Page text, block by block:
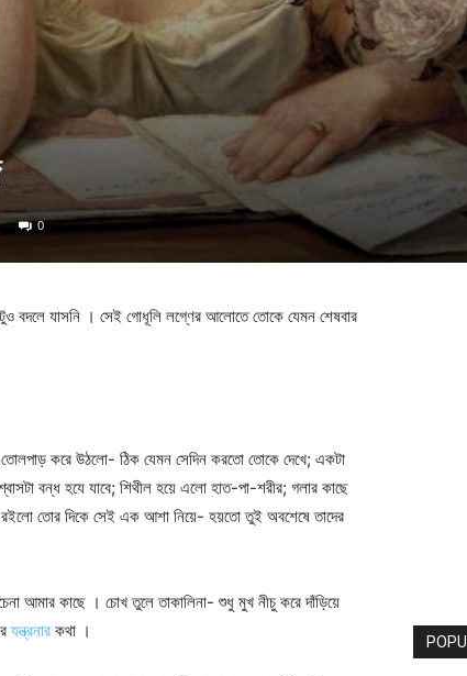
0
বদলে যাসনি । সেই গোধূলি লগ্ণের আলোতে তোকে যেমন শেষবার
করে উঠলো- ঠিক যেমন সেদিন করতো তোকে দেখে; একটা
বন্ধ হযে যাবে; শিথীল হয়ে এলো হাত-পা-শরীর; গলার কাছে
তোর দিকে সেই এক আশা নিয়ে- হয়তো তুই অবশেষে তাদের
আমার কাছে । চোখ তুলে তাকালিনা- শুধু মুখ নীচু করে দাঁড়িয়ে
যন্ত্রনার কথা ।